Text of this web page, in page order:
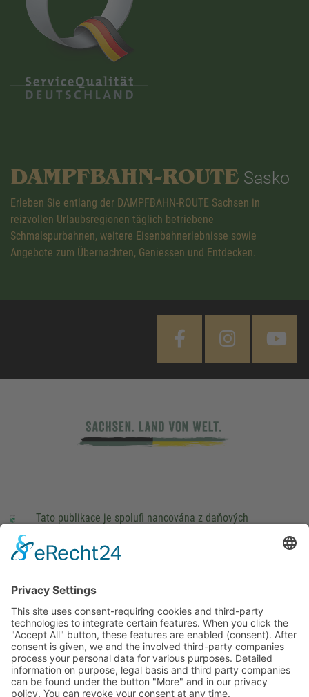
DAMPFBAHN-ROUTE Sasko
Erleben Sie entlang der DAMPFBAHN-ROUTE Sachsen in
reizvollen Urlaubsregionen täglich betriebene
Schmalspurbahnen, weitere Eisenbahnerlebnisse sowie
Angebote zum Übernachten, Geniessen und Entdecken.
Tato publikace je spolufi nancována z daňových
Saského Zemského sněmu.
This site uses consent-requiring cookies and third-party
technologies to integrate certain features. When you click the
"Accept All" button, these features are enabled (consent).
After consent is given, we and the involved third-party